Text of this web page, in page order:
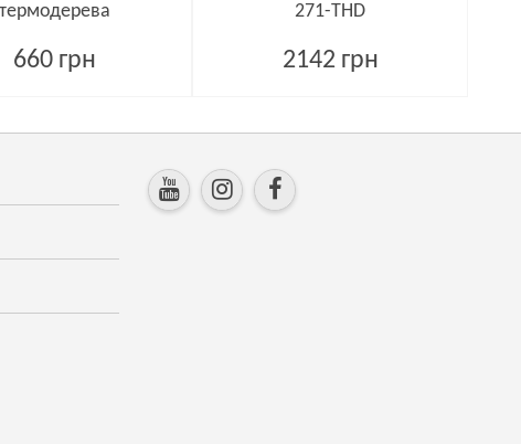
термодерева
660 грн
271-THD
2142 грн